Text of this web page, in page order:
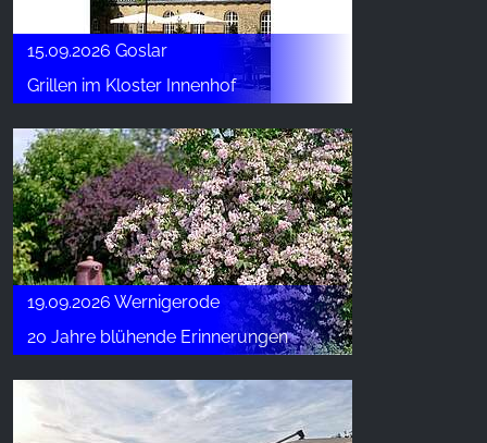
15.09.2026 Goslar
Grillen im Kloster Innenhof
19.09.2026 Wernigerode
20 Jahre blühende Erinnerungen